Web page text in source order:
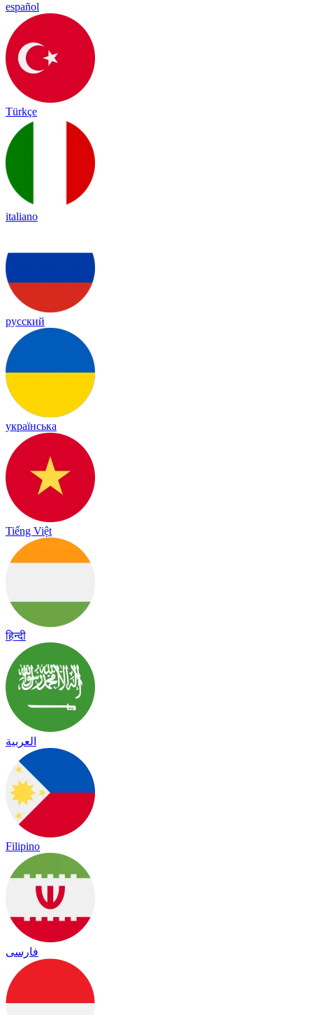
español
Türkçe
italiano
русский
українська
Tiếng Việt
हिन्दी
العربية
Filipino
فارسی